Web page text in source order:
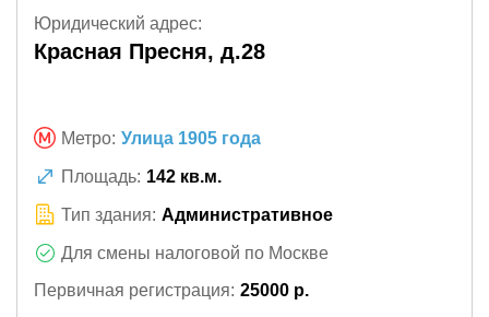
Юридический адрес:
Красная Пресня, д.28
Метро: Улица 1905 года
Площадь: 142 кв.м.
Тип здания: Административное
Для смены налоговой по Москве
Первичная регистрация: 25000 р.